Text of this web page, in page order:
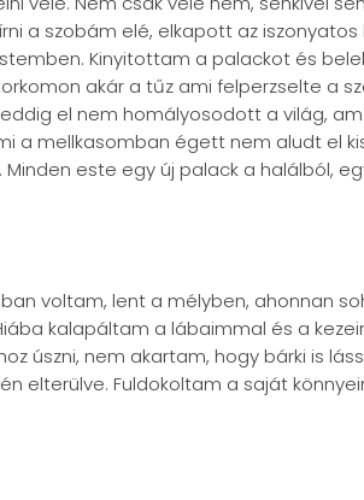
a szobám elé, elkapott az
Kinyitottam a palackot és
akár a tűz ami felperzselte a
el nem homályosodott a világ,
a mellkasomban égett nem aludt el
este egy új palack a halálból,
voltam, lent a mélyben, ahonnan
kalapáltam a lábaimmal és a
úszni, nem akartam, hogy bárki is
elterülve. Fuldokoltam a saját